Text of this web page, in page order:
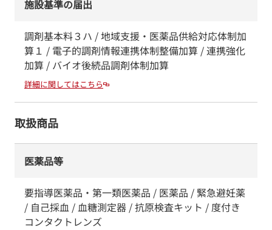
施設基準の届出
調剤基本料３ハ / 地域支援・医薬品供給対応体制加
算１ / 電子的調剤情報連携体制整備加算 / 連携強化
加算 / バイオ後続品調剤体制加算
詳細に関してはこちら
取扱商品
医薬品等
要指導医薬品・第一類医薬品 / 医薬品 / 緊急避妊薬
/ 自己採血 / 血糖測定器 / 抗原検査キット / 度付き
コンタクトレンズ